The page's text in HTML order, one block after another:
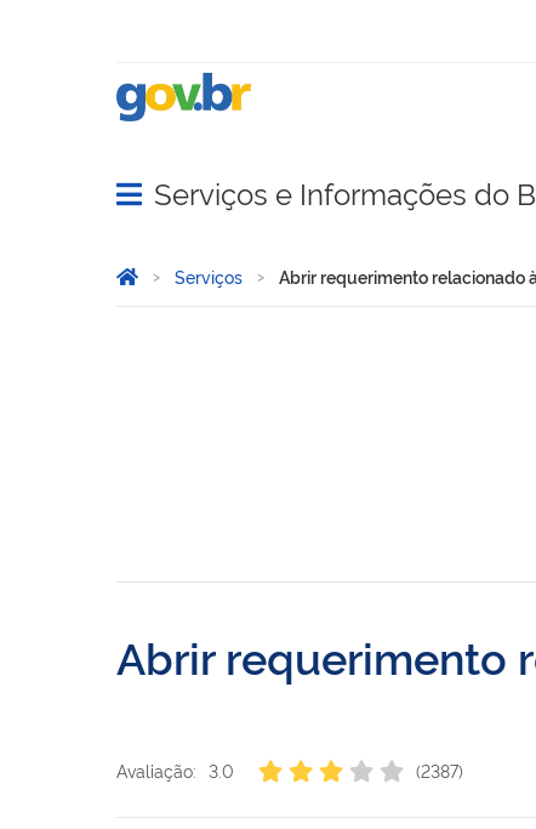
Abrir menu principal de navegação
Serviços e Informações do
Você está aqui:
Página Inicial
Serviços Abrir requerimento relacionado
Abrir requerimento
Avaliação: 3.0 (2387)